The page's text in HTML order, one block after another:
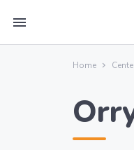
menu
Home